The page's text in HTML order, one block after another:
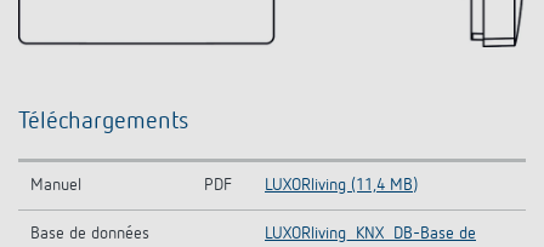
Téléchargements
Manuel PDF LUXORliving (11,4 MB)
Base de données
LUXORliving_KNX_DB-Base de